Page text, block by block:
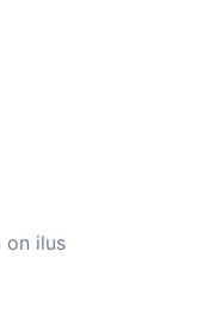
on ilus